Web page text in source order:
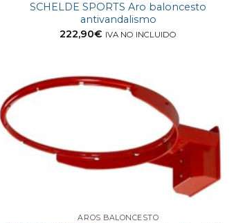
SCHELDE SPORTS Aro baloncesto
antivandalismo
222,90€ IVA NO INCLUIDO
AROS BALONCESTO